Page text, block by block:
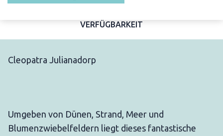
VERFÜGBARKEIT
Cleopatra Julianadorp
Umgeben von Dünen, Strand, Meer und
Blumenzwiebelfeldern liegt dieses fantastische